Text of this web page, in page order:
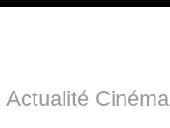
Actualité Cinéma